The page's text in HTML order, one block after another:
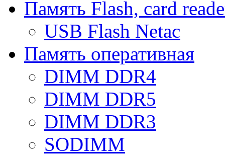
Память Flash, card
USB Flash Netac
Память оперативная
DIMM DDR4
DIMM DDR5
DIMM DDR3
SODIMM